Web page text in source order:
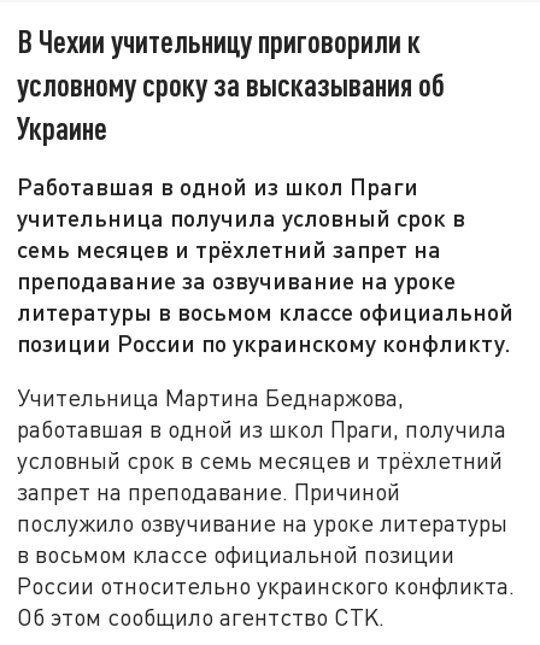
В Чехии учительницу приговорили к
условному сроку за высказывания об
Украине
Работавшая в одной из школ Праги
учительница получила условный срок в
семь месяцев и трёхлетний запрет на
преподавание за озвучивание на уроке
литературы в восьмом классе официальной
позиции России по украинскому конфликту.
Учительница Мартина Беднаржова,
работавшая в одной из школ Праги, получила
условный срок в семь месяцев и трёхлетний
запрет на преподавание. Причиной
послужило озвучивание на уроке литературы
в восьмом классе официальной позиции
России относительно украинского конфликта.
Об этом сообщило агентство CTK.